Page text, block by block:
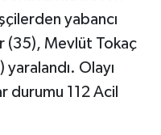
yabancı
(35), Mevlüt Tokaç
Olayı
durumu 112 Acil